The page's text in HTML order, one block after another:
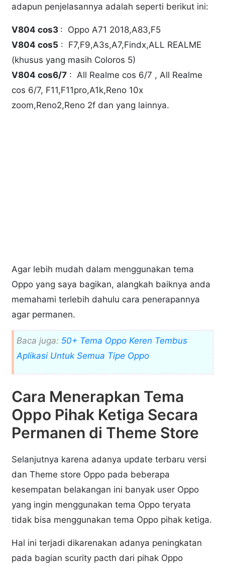
adapun penjelasannya adalah seperti berikut ini:
V804 cos3 : Oppo A71 2018,A83,F5
V804 cos5 : F7,F9,A3s,A7,Findx,ALL REALME
(khusus yang masih Coloros 5)
V804 cos6/7 : All Realme cos 6/7 , All Realme
cos 6/7, F11,F11pro,A1k,Reno 10x
zoom,Reno2,Reno 2f dan yang lainnya.
Agar lebih mudah dalam menggunakan tema
Oppo yang saya bagikan, alangkah baiknya anda
memahami terlebih dahulu cara penerapannya
agar permanen.
Baca juga: 50+ Tema Oppo Keren Tembus
Aplikasi Untuk Semua Tipe Oppo
Cara Menerapkan Tema
Oppo Pihak Ketiga Secara
Permanen di Theme Store
Selanjutnya karena adanya update terbaru versi
dan Theme store Oppo pada beberapa
kesempatan belakangan ini banyak user Oppo
yang ingin menggunakan tema Oppo teryata
tidak bisa menggunakan tema Oppo pihak ketiga.
Hal ini terjadi dikarenakan adanya peningkatan
pada bagian scurity pacth dari pihak Oppo